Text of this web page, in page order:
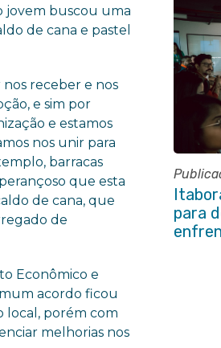
jovem buscou uma
de cana e pastel
receber e nos
e sim por
e estamos
nos unir para
barracas
que esta
de cana, que
de
Econômico e
acordo ficou
local, porém com
melhorias nos
para